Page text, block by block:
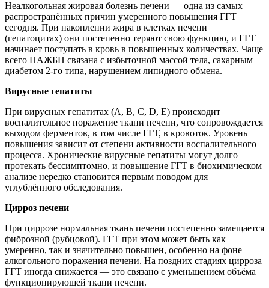
Неалкогольная жировая болезнь печени — одна из самых
распространённых причин умеренного повышения ГГТ
сегодня. При накоплении жира в клетках печени
(гепатоцитах) они постепенно теряют свою функцию, и ГГТ
начинает поступать в кровь в повышенных количествах. Чаще
всего НАЖБП связана с избыточной массой тела, сахарным
диабетом 2-го типа, нарушением липидного обмена.
Вирусные гепатиты
При вирусных гепатитах (А, В, С, D, Е) происходит
воспалительное поражение ткани печени, что сопровождается
выходом ферментов, в том числе ГГТ, в кровоток. Уровень
повышения зависит от степени активности воспалительного
процесса. Хронические вирусные гепатиты могут долго
протекать бессимптомно, и повышение ГГТ в биохимическом
анализе нередко становится первым поводом для
углублённого обследования.
Цирроз печени
При циррозе нормальная ткань печени постепенно замещается
фиброзной (рубцовой). ГГТ при этом может быть как
умеренно, так и значительно повышен, особенно на фоне
алкогольного поражения печени. На поздних стадиях цирроза
ГГТ иногда снижается — это связано с уменьшением объёма
функционирующей ткани печени.